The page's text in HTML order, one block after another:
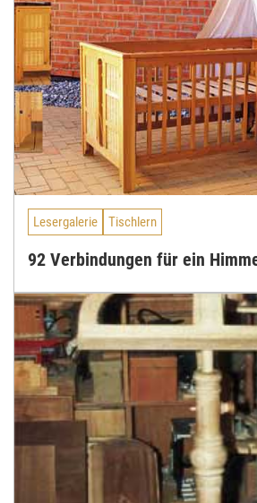
Lesergalerie Tischlern
92 Verbindungen für ein